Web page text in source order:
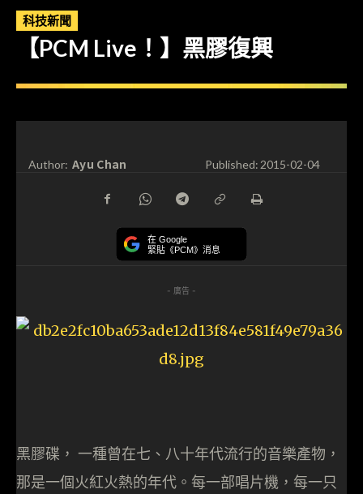
科技新聞
【PCM Live！】黑膠復興
Author: Ayu Chan Published:2015-02-04
在 Google
緊貼《PCM》消息
- 廣告 -
黑膠碟， 一種曾在七、八十年代流行的音樂產物，
那是一個火紅火熱的年代。每一部唱片機，每一只